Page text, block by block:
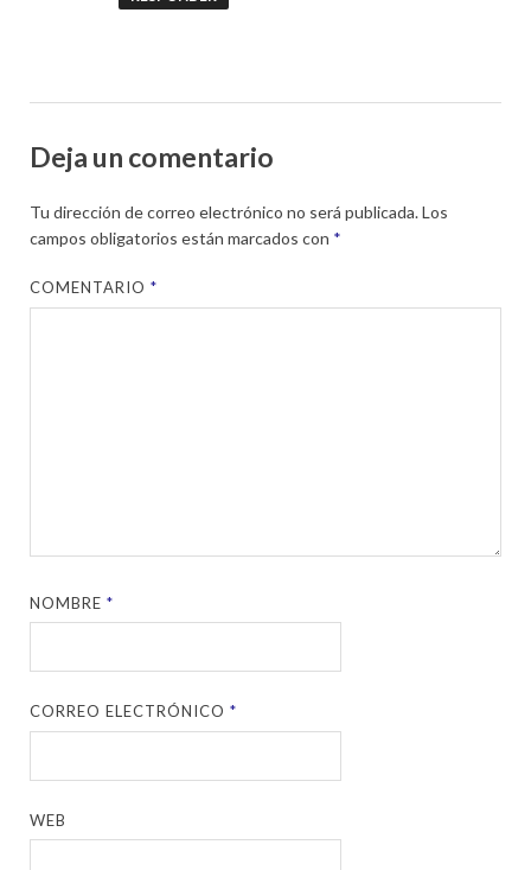
Deja un comentario
Tu dirección de correo electrónico no será publicada.Los
campos obligatorios están marcados con *
COMENTARIO*
NOMBRE*
CORREO ELECTRÓNICO*
WEB